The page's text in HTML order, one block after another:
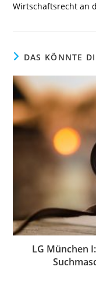
Wirtschaftsrecht an
DAS KÖNNTE
LG München